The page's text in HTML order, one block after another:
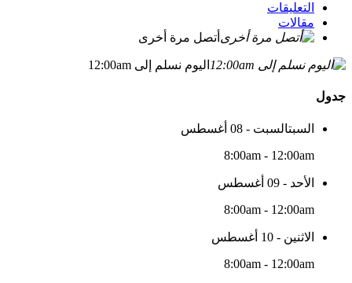
التعليقات
مقالات
أتصل مرة أخرى
اليوم نسلم إلى 12:00am
جدول
السبتالسبت - 08 أغسطس
8:00am - 12:00am
الأحد - 09 أغسطس
8:00am - 12:00am
الاثنين - 10 أغسطس
8:00am - 12:00am